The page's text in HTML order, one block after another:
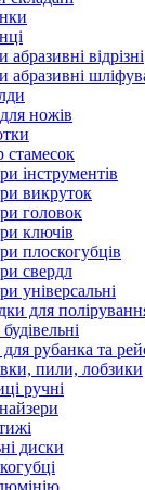
абразивні відрізні
абразивні
ножів
стамесок
інструментів
викруток
головок
ключів
плоскогубців
свердл
універсальні
для
рубанка та
пили, лобзики
ручні
диски